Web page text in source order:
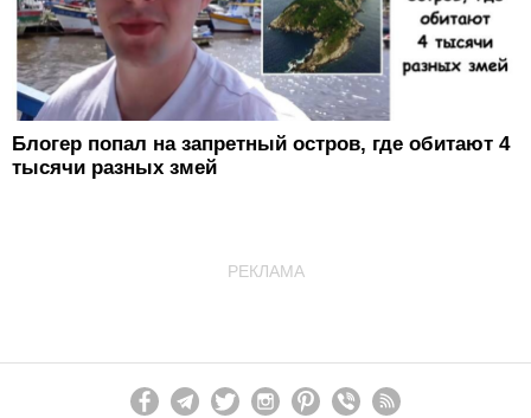
Блогер попал на запретный остров, где обитают 4
тысячи разных змей
РЕКЛАМА